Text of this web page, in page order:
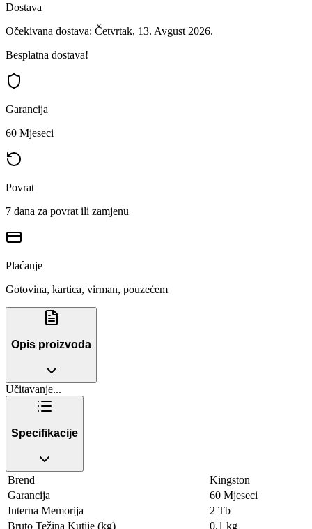
Dostava
Očekivana dostava: Četvrtak, 13. Avgust 2026.
Besplatna dostava!
Garancija
60 Mjeseci
Povrat
7 dana za povrat ili zamjenu
Plaćanje
Gotovina, kartica, virman, pouzećem
Opis proizvoda
Učitavanje...
Specifikacije
Brend
Kingston
Garancija
60 Mjeseci
Interna Memorija
2 Tb
Bruto Težina Kutije (kg)
0.1 kg